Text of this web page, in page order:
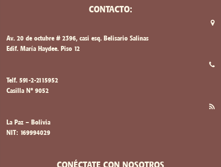
CONTACTO:
Av. 20 de octubre # 2396, casi esq. Belisario Salinas
Edif. María Haydee. Piso 12
Telf. 591-2-2115952
Casilla Nº 9052
La Paz – Bolivia
NIT: 169994029